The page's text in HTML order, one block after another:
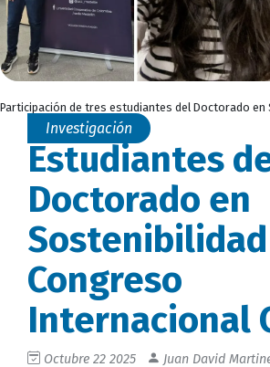
Participación de tres estudiantes del Doctorado en
Investigación
Estudiantes
Doctorado en
Congreso
Internacional
Octubre 22 2025
Juan David